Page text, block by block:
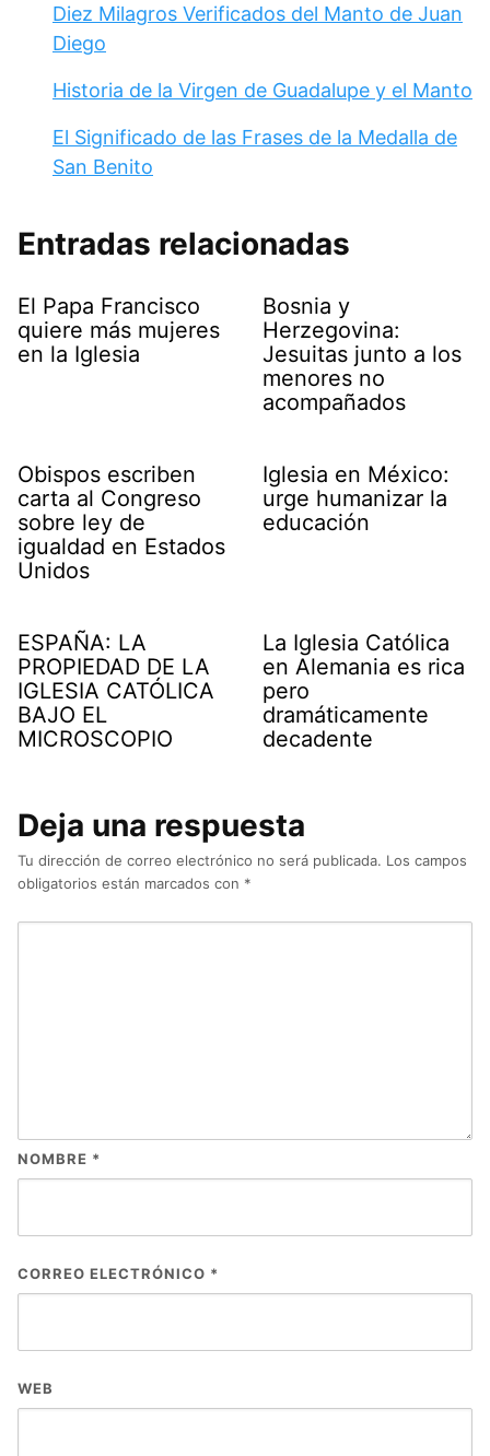
Diez Milagros Verificados del Manto de Juan
Diego
Historia de la Virgen de Guadalupe y el Manto
El Significado de las Frases de la Medalla de
San Benito
Entradas relacionadas
El Papa Francisco
quiere más mujeres
en la Iglesia
Bosnia y
Herzegovina:
Jesuitas junto a los
menores no
acompañados
Obispos escriben
carta al Congreso
sobre ley de
igualdad en Estados
Unidos
Iglesia en México:
urge humanizar la
educación
ESPAÑA: LA
PROPIEDAD DE LA
IGLESIA CATÓLICA
BAJO EL
MICROSCOPIO
La Iglesia Católica
en Alemania es rica
pero
dramáticamente
decadente
Deja una respuesta
Tu dirección de correo electrónico no será publicada. Los campos
obligatorios están marcados con *
NOMBRE *
CORREO ELECTRÓNICO *
WEB